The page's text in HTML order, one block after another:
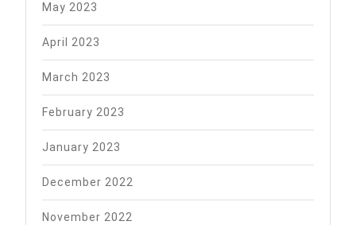
May 2023
April 2023
March 2023
February 2023
January 2023
December 2022
November 2022